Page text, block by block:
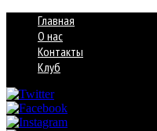
Главная
О нас
Контакты
Клуб